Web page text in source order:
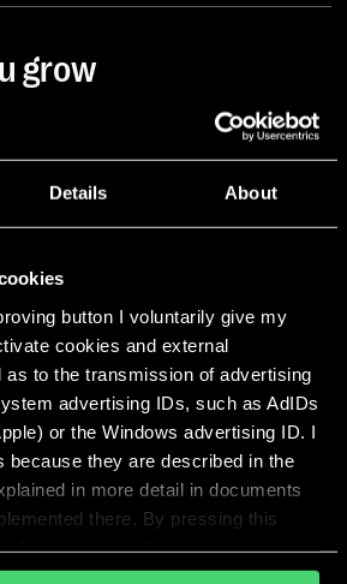
Details About
button I voluntarily give my
cookies and external
as to the transmission of advertising
advertising IDs, such as AdIDs
or the Windows advertising ID. I
because they are described in the
in more detail in documents
there. By pressing this
give my explicit consent
(1) (1) (a) GDPR for personalized
grow